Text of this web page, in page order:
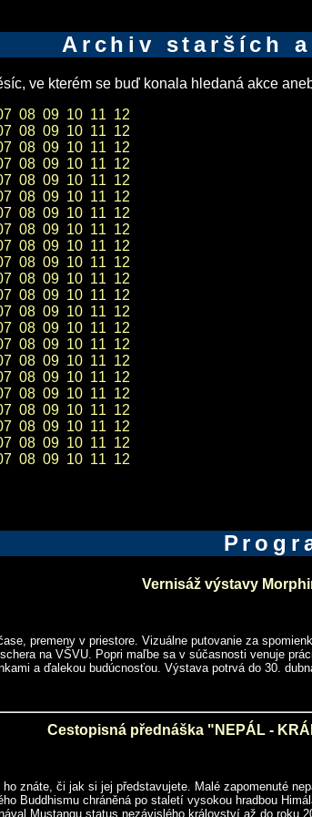
Archiv starších
ve kterém se buď konala hledaná akce
08 09 10 11 12
08 09 10 11 12
08 09 10 11 12
08 09 10 11 12
08 09 10 11 12
08 09 10 11 12
08 09 10 11 12
08 09 10 11 12
08 09 10 11 12
08 09 10 11 12
08 09 10 11 12
08 09 10 11 12
08 09 10 11 12
08 09 10 11 12
08 09 10 11 12
08 09 10 11 12
08 09 10 11 12
08 09 10 11 12
08 09 10 11 12
08 09 10 11 12
08 09 10 11 12
08 09 10 11 12
Vernisáž výstavy
premeny v priestore. Vizuálne putovanie za
na VŠVU. Popri maľbe sa v súčasnosti venuje
a ďalekou budúcnosťou. Výstava potrvá do 30.
Cestopisná přednáška "NEPÁL -
znáte, či jak si jej představujete. Malé zapomenuté
Buddhismu chráněná po staletí vysokou hradbou
Mustangu status nezávislého království až do roku